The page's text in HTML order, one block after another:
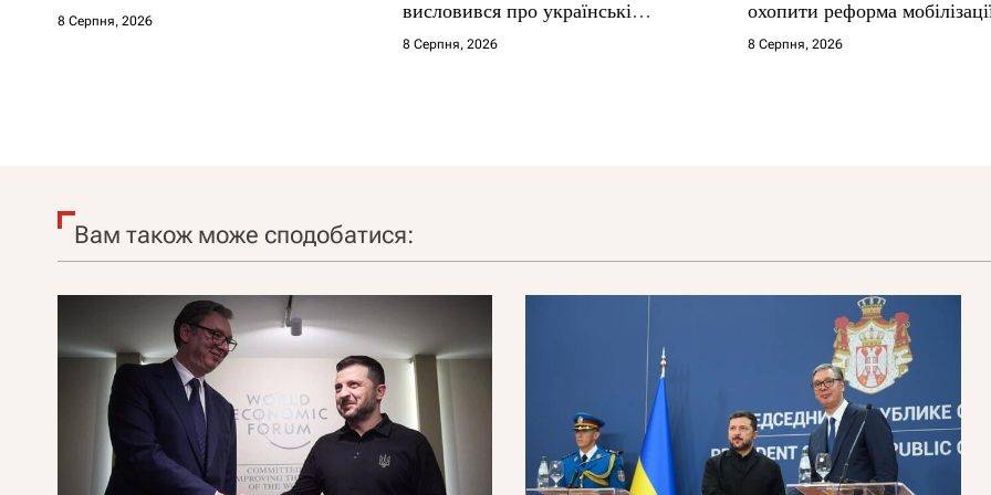
8 Серпня, 2026
висловився про українські
території
8 Серпня, 2026
охопити реформа
8 Серпня, 2026
Вам також може сподобатися: